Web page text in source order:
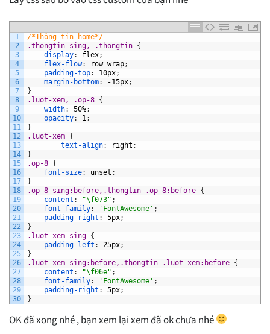
1
2
3
4
5
6
7
8
9
10
11
12
13
14
15
16
17
18
19
20
21
22
23
24
25
26
27
28
29
30
/*Thông tin home*/
.thongtin-sing, .thongtin {
display: flex;
flex-flow: row wrap;
padding-top: 10px;
margin-bottom: -15px;
}
.luot-xem, .op-8 {
width: 50%;
opacity: 1 ;
}
.luot-xem {
text-align: right ;
}
.op-8 {
font-size: unset ;
}
.op-8-sing:before,.thongtin .op-8:before {
content : "\f073" ;
font-family: 'FontAwesome' ;
padding-right : 5px;
}
.luot-xem-sing {
padding-left : 25px;
}
.luot-xem-sing:before,.thongtin .luot-xem:before {
content : "\f06e" ;
font-family: 'FontAwesome' ;
padding-right : 5px;
}
OK đã xong nhé , bạn xem lại xem đã ok chưa nhé